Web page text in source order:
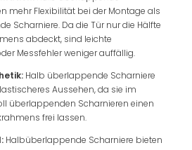
mehr Flexibilität bei der Montage als
Scharniere. Da die Tür nur die Hälfte
abdeckt, sind leichte
Messfehler weniger auffällig.
Halb überlappende Scharniere
Aussehen, da sie im
überlappenden Scharnieren einen
frei lassen.
Halbüberlappende Scharniere bieten